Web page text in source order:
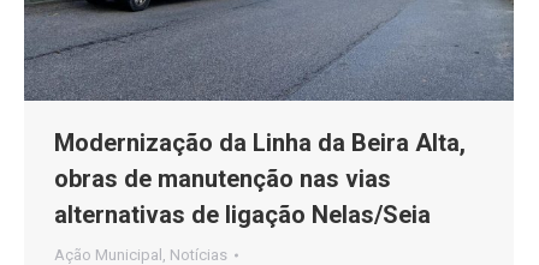
Modernização da Linha da Beira Alta,
obras de manutenção nas vias
alternativas de ligação Nelas/Seia
Ação Municipal Notícias